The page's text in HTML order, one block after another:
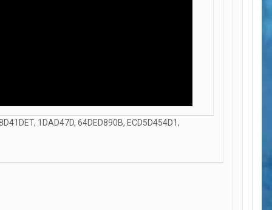
1DAD47D, 64DED890B, ECD5D454D1,